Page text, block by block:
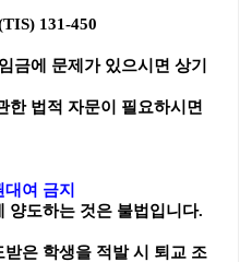
131-450
에 문제가 있으시면 상기
법적 자문이 필요하시면
여 금지
도하는 것은 불법입니다.
학생을 적발 시 퇴교 조